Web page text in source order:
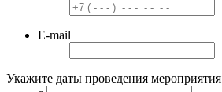
E-mail
Укажите даты проведения мероприятия